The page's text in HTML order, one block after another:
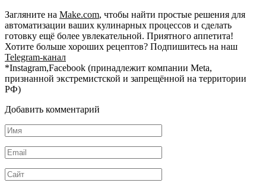
Загляните на Make.com, чтобы найти простые решения для
автоматизации ваших кулинарных процессов и сделать
готовку ещё более увлекательной. Приятного аппетита!
Хотите больше хороших рецептов? Подпишитесь на наш
Telegram-канал
*Instagram,Facebook (принадлежит компании Meta,
признанной экстремистской и запрещённой на территории
РФ)
Добавить комментарий
Имя
*
Email
*
Сайт